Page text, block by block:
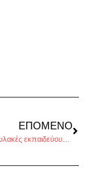
ΕΠΌΜΕΝΟ
Κρατούμενοι σε φυλακές εκπαιδεύουν την τεχνητή νοημοσύνη